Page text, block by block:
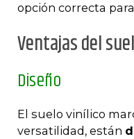
opción correcta
Ventajas del
Diseño
El suelo vinílico
versatilidad, están